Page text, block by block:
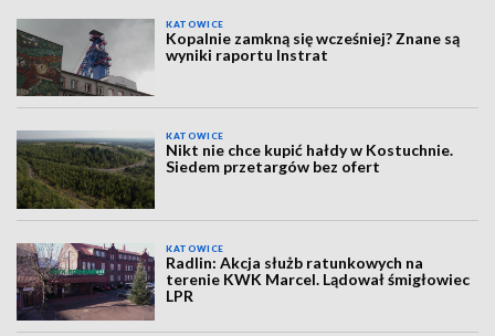
KATOWICE
Kopalnie zamkną się wcześniej? Znane są
wyniki raportu Instrat
KATOWICE
Nikt nie chce kupić hałdy w Kostuchnie.
Siedem przetargów bez ofert
KATOWICE
Radlin: Akcja służb ratunkowych na
terenie KWK Marcel. Lądował śmigłowiec
LPR